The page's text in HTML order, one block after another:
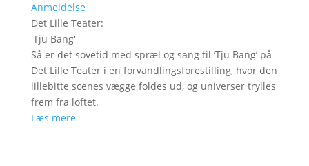
Anmeldelse
Det Lille Teater:
'Tju Bang'
Så er det sovetid med spræl og sang til ’Tju Bang’ på
Det Lille Teater i en forvandlingsforestilling, hvor den
lillebitte scenes vægge foldes ud, og universer trylles
frem fra loftet.
Læs mere